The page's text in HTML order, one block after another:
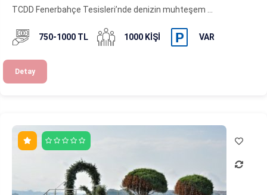
TCDD Fenerbahçe Tesisleri’nde denizin muhteşem ...
750-1000 TL 1000 KIŞI VAR
Detay